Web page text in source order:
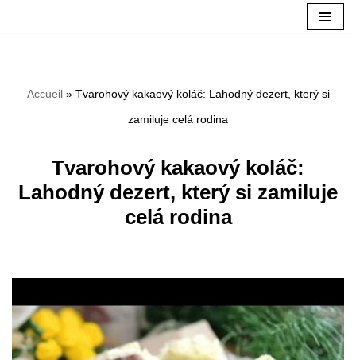
contenu
Accueil» Tvarohový kakaový koláč: Lahodný dezert, který si
zamiluje celá rodina
Tvarohový kakaový koláč:
Lahodný dezert, který si zamiluje
celá rodina